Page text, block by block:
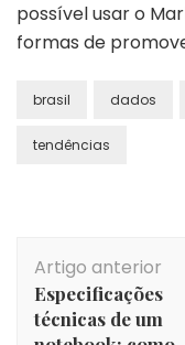
possível usar o
formas de
brasil dados
tendências
de
post
Artigo anterior
Especificações
técnicas de um